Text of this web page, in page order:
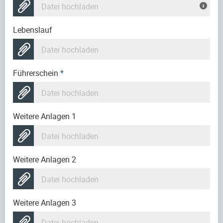
Datei hochladen
Lebenslauf
Datei hochladen
Führerschein *
Datei hochladen
Weitere Anlagen 1
Datei hochladen
Weitere Anlagen 2
Datei hochladen
Weitere Anlagen 3